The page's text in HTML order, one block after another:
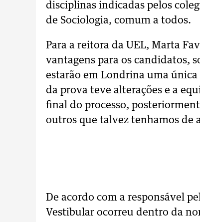
disciplinas indicadas pelos
de Sociologia, comum a todos.
Para a reitora da UEL, Marta
vantagens para os candidatos,
estarão em Londrina uma única
da prova teve alterações e a
final do processo,
outros que talvez tenhamos de
De acordo com a responsável
Vestibular ocorreu dentro da